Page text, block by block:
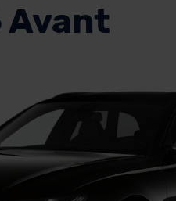
Avant